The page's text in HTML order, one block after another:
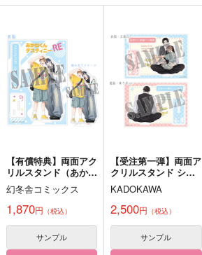
と違う日の話
とふ屋
787円（税込）
両面宿儺×虎杖悠仁
サンプル
あげるよ
BAITFISH
787円（税込）
五条悟×両面宿儺
サンプル
【有償特典】両面アク
リルスタンド（あかね
くんデスティニ
ー RE）
幻冬舎コミックス
1,870円 （税込）
サンプル
【受注第一弾】両面ア
クリルスタンド シズ
マ『怪異さんと飛鳥く
んのお話』（BLコミ
ックフェア2026）
KADOKAWA
2,500円 （税込）
サンプル